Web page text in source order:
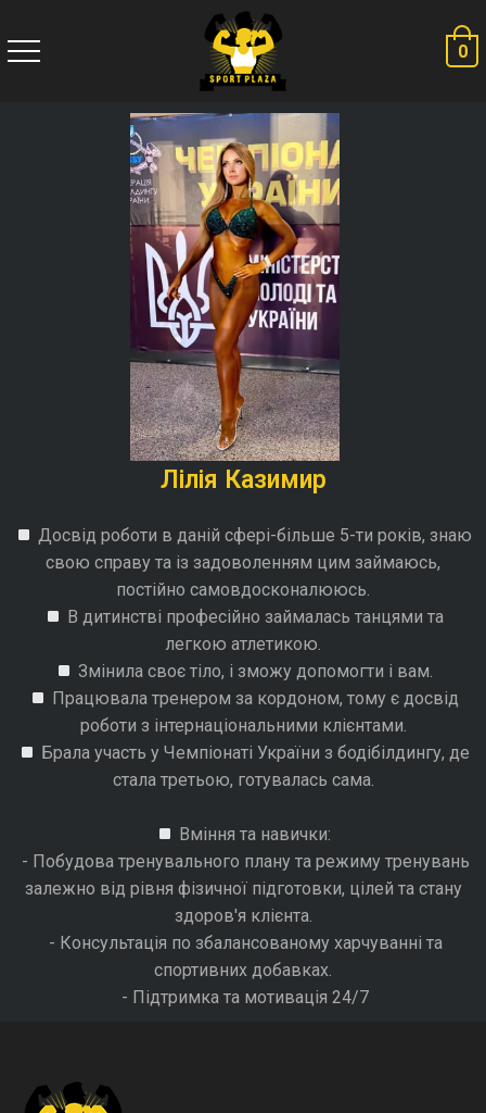
0
Лілія Казимир
Досвід роботи в даній сфері-більше 5-ти років, знаю
свою справу та із задоволенням цим займаюсь,
постійно самовдосконалююсь.
В дитинстві професійно займалась танцями та
легкою атлетикою.
Змінила своє тіло, і зможу допомогти і вам.
Працювала тренером за кордоном, тому є досвід
роботи з інтернаціональними клієнтами.
Брала участь у Чемпіонаті України з бодібілдингу, де
стала третьою, готувалась сама.
Вміння та навички:
- Побудова тренувального плану та режиму тренувань
залежно від рівня фізичної підготовки, цілей та стану
здоров'я клієнта.
- Консультація по збалансованому харчуванні та
спортивних добавках.
- Підтримка та мотивація 24/7